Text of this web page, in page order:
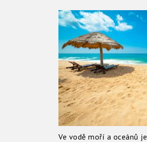
Ve vodě moří a oceánů je